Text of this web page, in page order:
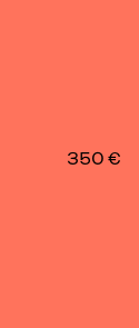
350 €